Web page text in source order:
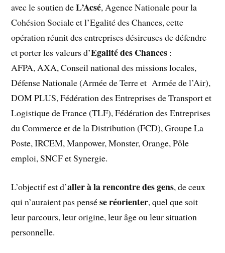
avec le soutien deL’Acsé, Agence Nationale pour la
Cohésion Sociale et l’Egalité des Chances, cette
opération réunit des entreprises désireuses de défendre
et porter les valeurs d’Egalité des Chances :
AFPA, AXA, Conseil national des missions locales,
Défense Nationale (Armée de Terre et Armée de l’Air),
DOM PLUS, Fédération des Entreprises de Transport et
Logistique de France (TLF), Fédération des Entreprises
du Commerce et de la Distribution (FCD), Groupe La
Poste, IRCEM, Manpower, Monster, Orange, Pôle
emploi, SNCF et Synergie.
L’objectif est d’aller à la rencontre des gens, de ceux
qui n’auraient pas pensése réorienter, quel que soit
leur parcours, leur origine, leur âge ou leur situation
personnelle.